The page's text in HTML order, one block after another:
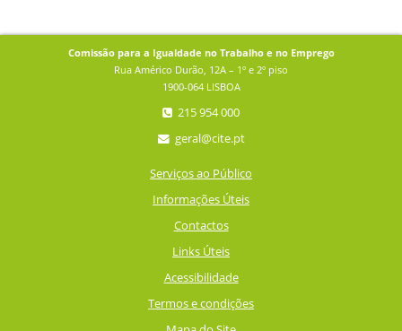
Comissão para a Igualdade no Trabalho e no Emprego
Rua Américo Durão, 12A – 1º e 2º piso
1900-064 LISBOA
215 954 000
geral@cite.pt
Serviços ao Público
Informações Úteis
Contactos
Links Úteis
Acessibilidade
Termos e condições